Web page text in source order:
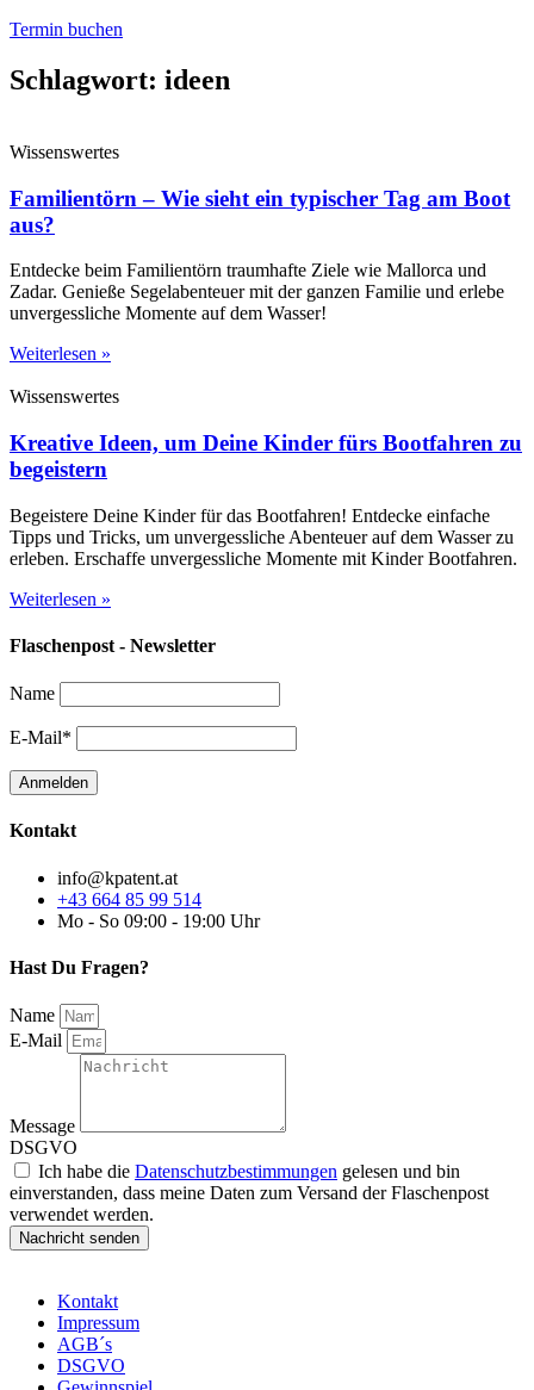
Termin buchen
Schlagwort: ideen
Wissenswertes
Familientörn – Wie sieht ein typischer Tag am Boot
aus?
Entdecke beim Familientörn traumhafte Ziele wie Mallorca und
Zadar. Genieße Segelabenteuer mit der ganzen Familie und erlebe
unvergessliche Momente auf dem Wasser!
Weiterlesen »
Wissenswertes
Kreative Ideen, um Deine Kinder fürs Bootfahren zu
begeistern
Begeistere Deine Kinder für das Bootfahren! Entdecke einfache
Tipps und Tricks, um unvergessliche Abenteuer auf dem Wasser zu
erleben. Erschaffe unvergessliche Momente mit Kinder Bootfahren.
Weiterlesen »
Flaschenpost - Newsletter
Name
E-Mail*
Kontakt
info@kpatent.at
+43 664 85 99 514
Mo - So 09:00 - 19:00 Uhr
Hast Du Fragen?
Name
E-Mail
Message
DSGVO
Ich habe die Datenschutzbestimmungen gelesen und bin
einverstanden, dass meine Daten zum Versand der Flaschenpost
verwendet werden.
Nachricht senden
Kontakt
Impressum
AGB´s
DSGVO